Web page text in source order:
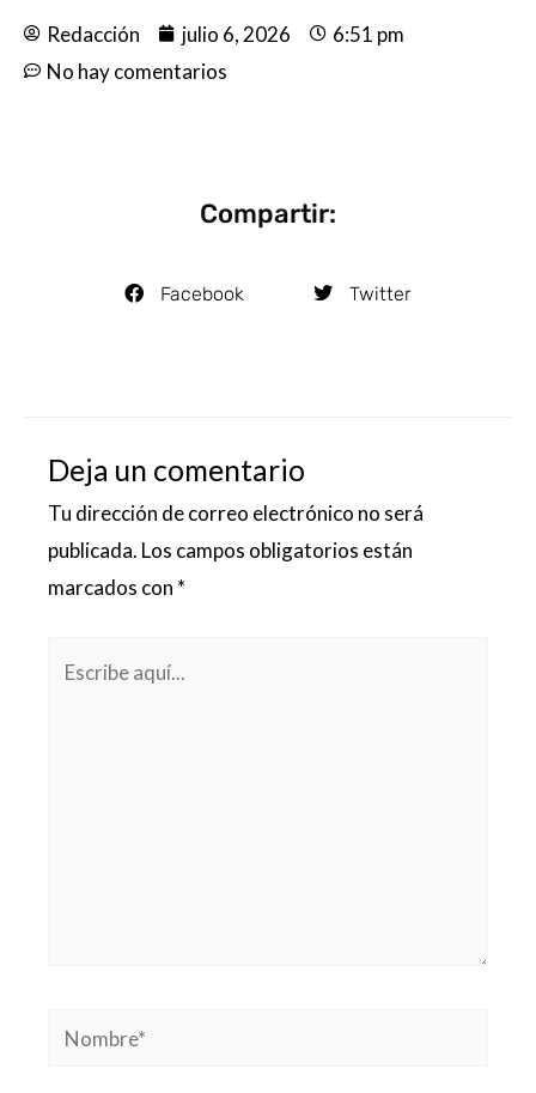
Redacción julio 6, 2026
6:51 pm
No hay comentarios
Compartir:
Facebook Twitter
Deja un comentario
Tu dirección de correo electrónico no será
publicada. Los campos obligatorios están
marcados con *
Nombre*